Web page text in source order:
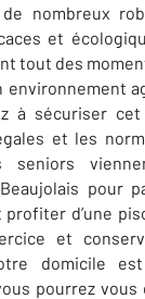
nombreux
et
tout des
environnement
à sécuriser
et les
seniors
pour
profiter d’une
et
domicile est
pourrez vous